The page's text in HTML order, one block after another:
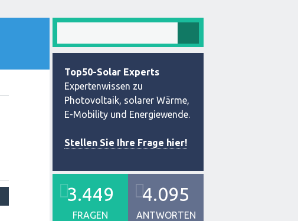
Top50-Solar Experts
Expertenwissen zu
Photovoltaik, solarer Wärme,
E-Mobility und Energiewende.
Stellen Sie Ihre Frage hier!
3.449
FRAGEN
4.095
ANTWORTEN